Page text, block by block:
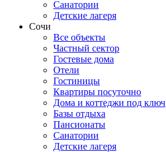
Санатории
Детские лагеря
Сочи
Все объекты
Частный сектор
Гостевые дома
Отели
Гостиницы
Квартиры посуточно
Дома и коттеджи под ключ
Базы отдыха
Пансионаты
Санатории
Детские лагеря